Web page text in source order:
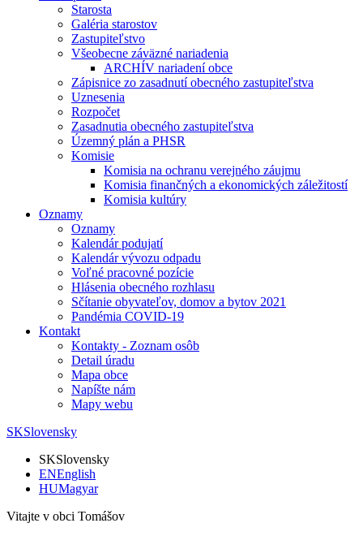
Starosta
Galéria starostov
Zastupiteľstvo
Všeobecne záväzné nariadenia
ARCHÍV nariadení obce
Zápisnice zo zasadnutí obecného zastupiteľstva
Uznesenia
Rozpočet
Zasadnutia obecného zastupiteľstva
Územný plán a PHSR
Komisie
Komisia na ochranu verejného záujmu
Komisia finančných a ekonomických záležitostí
Komisia kultúry
Oznamy
Oznamy
Kalendár podujatí
Kalendár vývozu odpadu
Voľné pracovné pozície
Hlásenia obecného rozhlasu
Sčítanie obyvateľov, domov a bytov 2021
Pandémia COVID-19
Kontakt
Kontakty - Zoznam osôb
Detail úradu
Mapa obce
Napíšte nám
Mapy webu
SKSlovensky
SKSlovensky
ENEnglish
HUMagyar
Vitajte v obci Tomášov